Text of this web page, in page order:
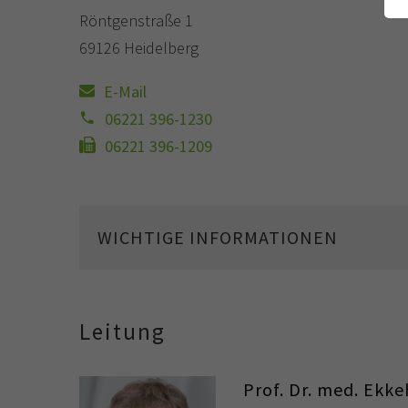
Röntgenstraße 1
69126 Heidelberg
E-Mail
06221 396-1230
06221 396-1209
WICHTIGE INFORMATIONEN
Leitung
Prof. Dr. med.